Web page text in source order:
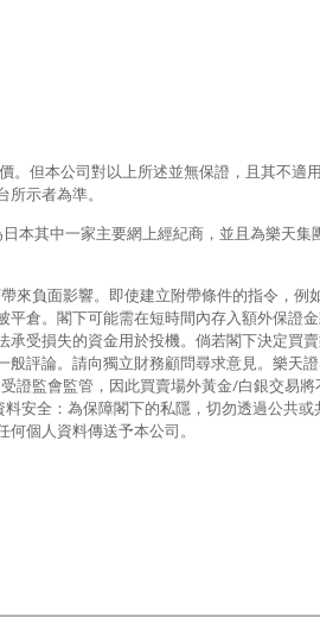
但本公司對以上所述並無保證，且其不適
示者為準。
本其中一家主要網上經紀商，並且為樂天集
負面影響。即使建立附帶條件的指令，例
倉。閣下可能需在短時間內存入額外保證
受損失的資金用於投機。倘若閣下決定買
評論。請向獨立財務顧問尋求意見。樂天
監會監管，因此買賣場外黃金/白銀交易
料安全：為保障閣下的私隱，切勿透過公共
個人資料傳送予本公司。